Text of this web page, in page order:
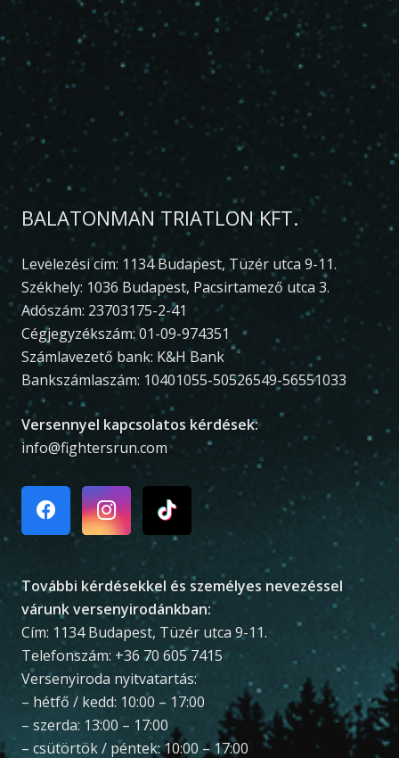
BALATONMAN TRIATLON KFT.
Levelezési cím: 1134 Budapest, Tüzér utca 9-11.
Székhely: 1036 Budapest, Pacsirtamező utca 3.
Adószám: 23703175-2-41
Cégjegyzékszám: 01-09-974351
Számlavezető bank: K&H Bank
Bankszámlaszám: 10401055-50526549-56551033
Versennyel kapcsolatos kérdések:
info@fightersrun.com
További kérdésekkel és személyes nevezéssel
várunk versenyirodánkban:
Cím: 1134 Budapest, Tüzér utca 9-11.
Telefonszám: +36 70 605 7415
Versenyiroda nyitvatartás:
– hétfő / kedd: 10:00 – 17:00
– szerda: 13:00 – 17:00
– csütörtök / péntek: 10:00 – 17:00